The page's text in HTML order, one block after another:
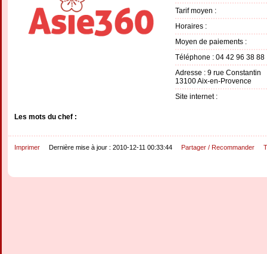
Tarif moyen :
Horaires :
Moyen de paiements :
Téléphone : 04 42 96 38 88
Adresse : 9 rue Constantin
13100 Aix-en-Provence
Site internet :
Les mots du chef :
Imprimer Dernière mise à jour : 2010-12-11 00:33:44 Partager / Recommander